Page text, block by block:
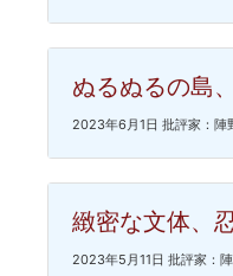
ぬるぬるの島
2023年6月1日 批評家：陣
緻密な文体、
2023年5月11日 批評家：